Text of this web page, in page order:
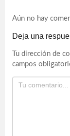
Aún no hay
Deja una
Tu dirección de
campos